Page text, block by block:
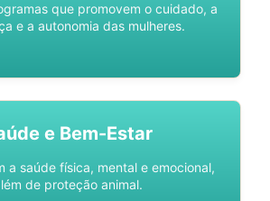
que promovem o cuidado, a
e a autonomia das mulheres.
e Bem-Estar
a saúde física, mental e emocional,
de proteção animal.